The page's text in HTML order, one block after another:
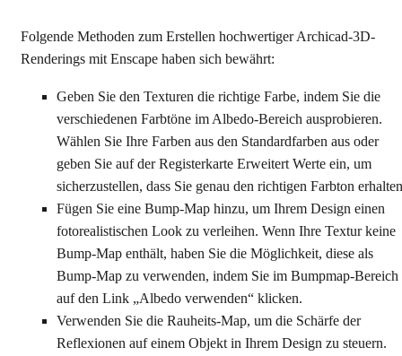
Folgende Methoden zum Erstellen hochwertiger Archicad-3D-
Renderings mit Enscape haben sich bewährt:
Geben Sie den Texturen die richtige Farbe, indem Sie die
verschiedenen Farbtöne im Albedo-Bereich ausprobieren.
Wählen Sie Ihre Farben aus den Standardfarben aus oder
geben Sie auf der Registerkarte Erweitert Werte ein, um
sicherzustellen, dass Sie genau den richtigen Farbton
Fügen Sie eine Bump-Map hinzu, um Ihrem Design einen
fotorealistischen Look zu verleihen. Wenn Ihre Textur keine
Bump-Map enthält, haben Sie die Möglichkeit, diese als
Bump-Map zu verwenden, indem Sie im Bumpmap-Bereich
auf den Link „Albedo verwenden“ klicken.
Verwenden Sie die Rauheits-Map, um die Schärfe der
Reflexionen auf einem Objekt in Ihrem Design zu steuern.